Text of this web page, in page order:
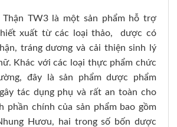
Thận TW3 là một sản phẩm hỗ trợ
xuất từ các loại thảo, dược có
tráng dương và cải thiện sinh lý
Khác với các loại thực phẩm chức
đây là sản phẩm dược phẩm
tác dụng phụ và rất an toàn cho
phần chính của sản phẩm bao gồm
Hươu, hai trong số bốn dược